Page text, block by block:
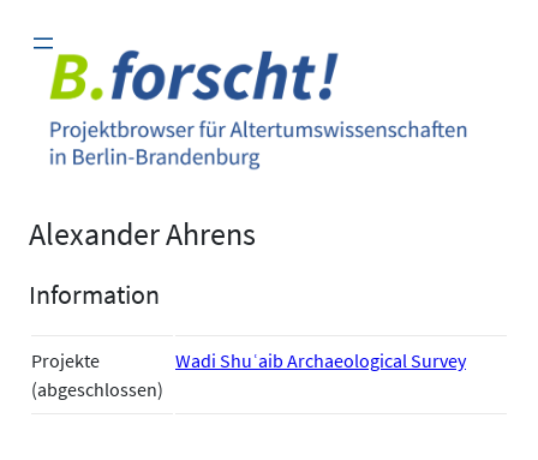
Inhalt
springen
Alexander Ahrens
Information
Projekte
(abgeschlossen)
Wadi Shuʿaib Archaeological Survey